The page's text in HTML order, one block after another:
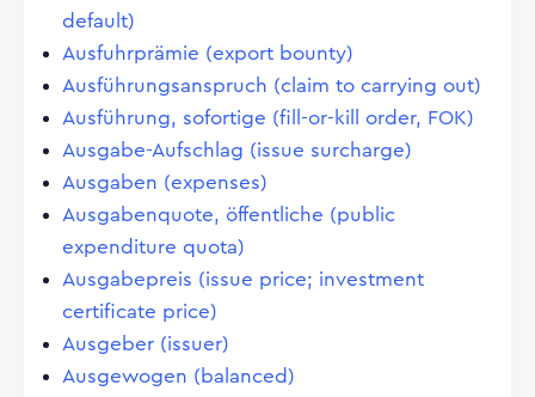
default)
Ausfuhrprämie (export bounty)
Ausführungsanspruch (claim to carrying out)
Ausführung, sofortige (fill-or-kill order, FOK)
Ausgabe-Aufschlag (issue surcharge)
Ausgaben (expenses)
Ausgabenquote, öffentliche (public
expenditure quota)
Ausgabepreis (issue price; investment
certificate price)
Ausgeber (issuer)
Ausgewogen (balanced)